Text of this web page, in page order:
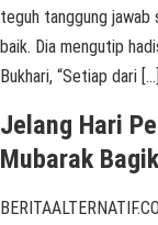
teguh tanggung jawab
baik. Dia mengutip
Bukhari, “Setiap dari […]
Jelang Hari
Mubarak